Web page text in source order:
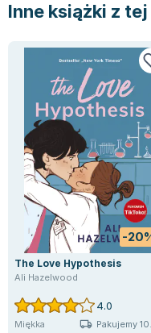
Inne książki z
-
The Love Hypothesis
Ali Hazelwood
4.0
Miękka Pakujemy